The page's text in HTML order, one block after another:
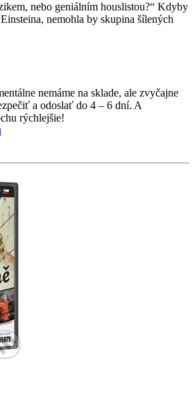
nebo geniálním houslistou?“ Kdyby
nemohla by skupina šílených
nemáme na sklade, ale zvyčajne
a odoslať do 4 – 6 dní. A
rýchlejšie!